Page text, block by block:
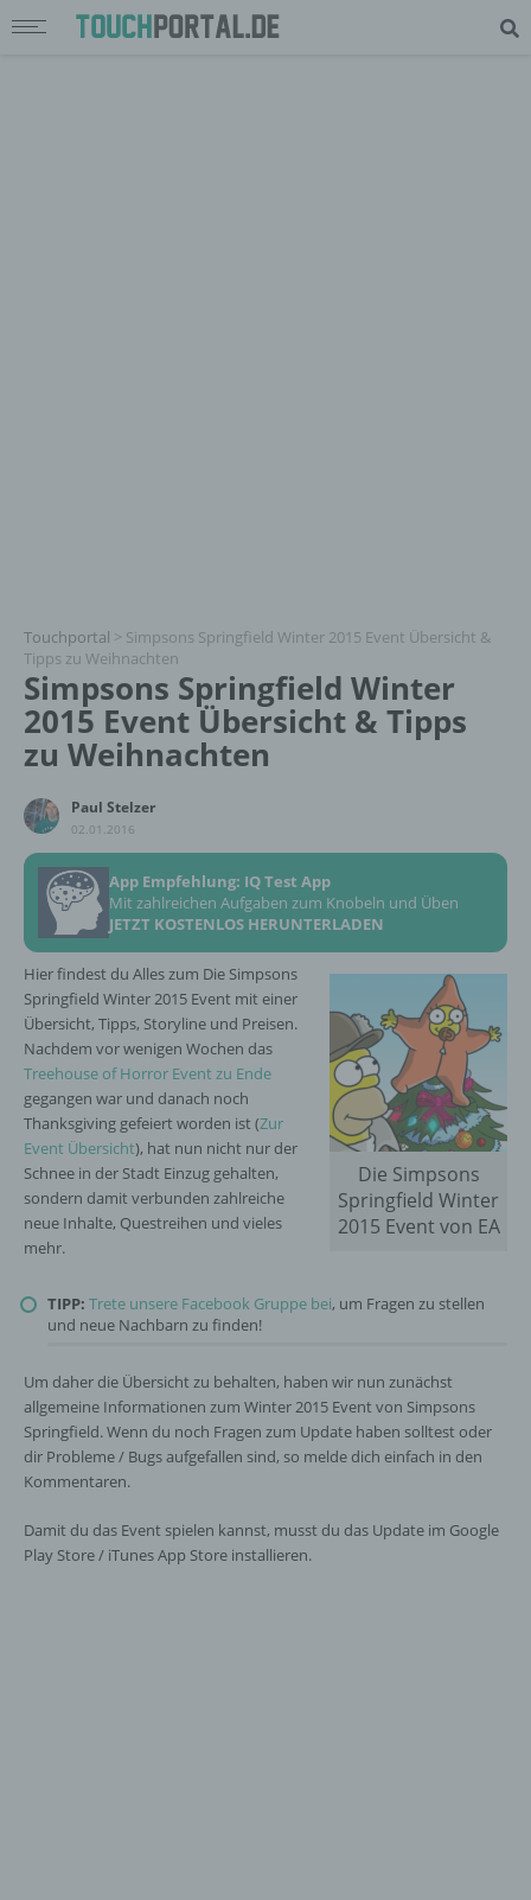
Touchportal > Simpsons Springfield Winter 2015 Event Übersicht &
Tipps zu Weihnachten
Simpsons Springfield Winter
2015 Event Übersicht & Tipps
zu Weihnachten
Paul Stelzer
02.01.2016
App Empfehlung: IQ Test App
Mit zahlreichen Aufgaben zum Knobeln und Üben
JETZT KOSTENLOS HERUNTERLADEN
Die Simpsons
Springfield Winter
2015 Event von EA
Hier findest du Alles zum Die Simpsons
Springfield Winter 2015 Event mit einer
Übersicht, Tipps, Storyline und Preisen.
Nachdem vor wenigen Wochen das
Treehouse of Horror Event zu Ende
gegangen war und danach noch
Thanksgiving gefeiert worden ist (Zur
Event Übersicht), hat nun nicht nur der
Schnee in der Stadt Einzug gehalten,
sondern damit verbunden zahlreiche
neue Inhalte, Questreihen und vieles
mehr.
TIPP: Trete unsere Facebook Gruppe bei, um Fragen zu stellen
und neue Nachbarn zu finden!
Um daher die Übersicht zu behalten, haben wir nun zunächst
allgemeine Informationen zum Winter 2015 Event von Simpsons
Springfield. Wenn du noch Fragen zum Update haben solltest oder
dir Probleme / Bugs aufgefallen sind, so melde dich einfach in den
Kommentaren.
Damit du das Event spielen kannst, musst du das Update im Google
Play Store / iTunes App Store installieren.